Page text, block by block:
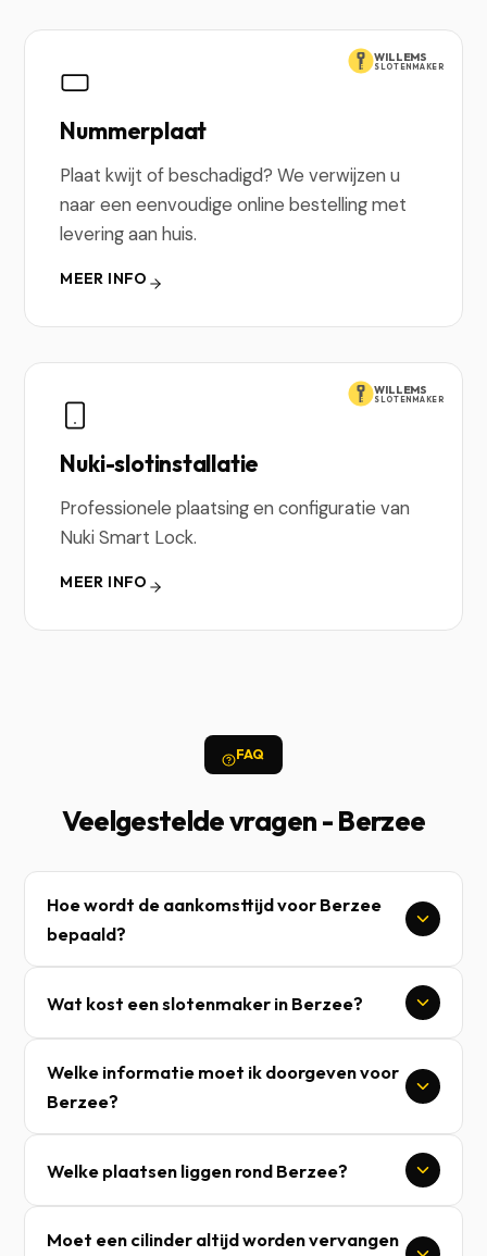
WILLEMS
SLOTENMAKER
Nummerplaat
Plaat kwijt of beschadigd? We verwijzen u
naar een eenvoudige online bestelling met
levering aan huis.
MEER INFO
WILLEMS
SLOTENMAKER
Nuki-slotinstallatie
Professionele plaatsing en configuratie van
Nuki Smart Lock.
MEER INFO
FAQ
Veelgestelde vragen - Berzee
Hoe wordt de aankomsttijd voor Berzee
bepaald?
Wat kost een slotenmaker in Berzee?
Welke informatie moet ik doorgeven voor
Berzee?
Welke plaatsen liggen rond Berzee?
Moet een cilinder altijd worden vervangen